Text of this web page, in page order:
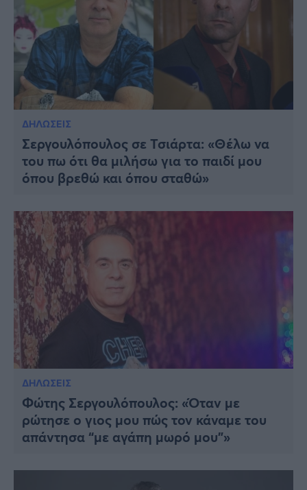
ΔΗΛΩΣΕΙΣ
Σεργουλόπουλος σε Τσιάρτα: «Θέλω να
του πω ότι θα μιλήσω για το παιδί μου
όπου βρεθώ και όπου σταθώ»
ΔΗΛΩΣΕΙΣ
Φώτης Σεργουλόπουλος: «Όταν με
ρώτησε ο γιος μου πώς τον κάναμε του
απάντησα “με αγάπη μωρό μου”»